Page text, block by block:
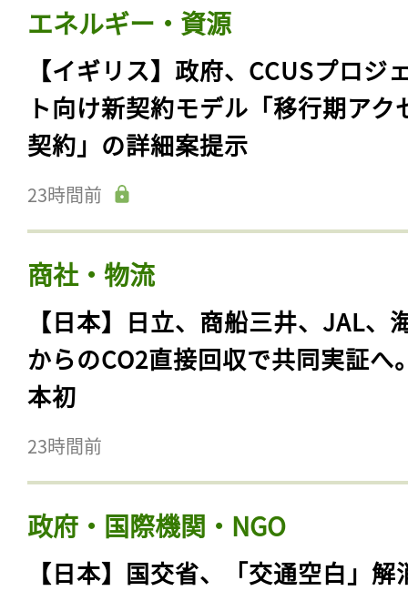
エネルギー・資源
【イギリス】政府、CCUSプロジ
ト向け新契約モデル「移行期アク
契約」の詳細案提示
23時間前
商社・物流
【日本】日立、商船三井、JAL、
からのCO2直接回収で共同実証へ
本初
23時間前
政府・国際機関・NGO
【日本】国交省、「交通空白」解